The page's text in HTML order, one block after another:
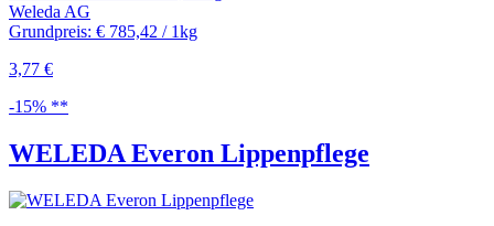
Weleda AG
Grundpreis: € 785,42 / 1kg
3,77 €
-15% **
WELEDA Everon Lippenpflege